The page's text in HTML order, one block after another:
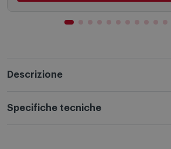
Descrizione
Specifiche tecniche